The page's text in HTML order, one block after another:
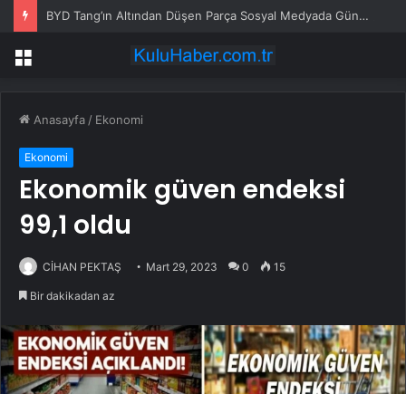
BYD Tang’ın Altından Düşen Parça Sosyal Medyada Gündem Oldu
Menü
Anasayfa / Ekonomi
Ekonomi
Ekonomik güven endeksi
99,1 oldu
CİHAN PEKTAŞ Mart 29, 2023 0 15
Bir dakikadan az